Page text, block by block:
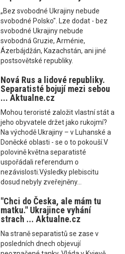
„Bez svobodné Ukrajiny nebude
svobodné Polsko". Lze dodat - bez
svobodné Ukrajiny nebude
svobodná Gruzie, Arménie,
Ázerbájdžán, Kazachstán, ani jiné
postsovětské republiky.
Nová Rus a lidové republiky.
Separatisté bojují mezi sebou
... Aktualne.cz
Mohou teroristé založit vlastní stát a
jeho obyvatele držet jako rukojmí?
Na východě Ukrajiny – v Luhanské a
Doněcké oblasti - se o to pokouší.V
polovině května separatisté
uspořádali referendum o
nezávislosti.Výsledky plebiscitu
dosud nebyly zveřejněny...
"Chci do Česka, ale mám tu
matku." Ukrajince vyhání
strach ... Aktualne.cz
Na straně separatistů se zase v
posledních dnech objevují